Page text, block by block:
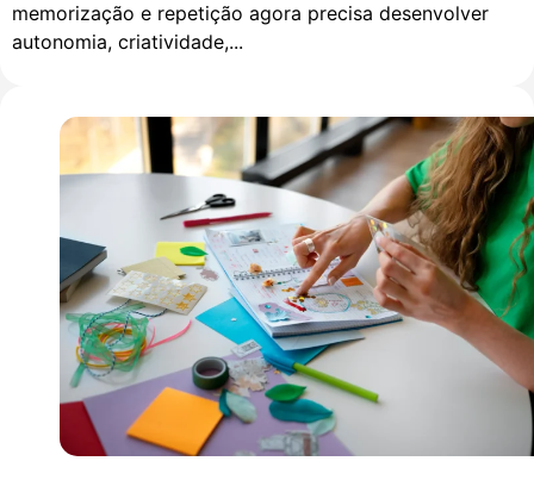
memorização e repetição agora precisa desenvolver
autonomia, criatividade,...